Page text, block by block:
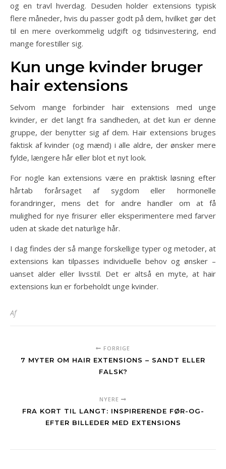
og en travl hverdag. Desuden holder extensions typisk
flere måneder, hvis du passer godt på dem, hvilket gør det
til en mere overkommelig udgift og tidsinvestering, end
mange forestiller sig.
Kun unge kvinder bruger
hair extensions
Selvom mange forbinder hair extensions med unge
kvinder, er det langt fra sandheden, at det kun er denne
gruppe, der benytter sig af dem. Hair extensions bruges
faktisk af kvinder (og mænd) i alle aldre, der ønsker mere
fylde, længere hår eller blot et nyt look.
For nogle kan extensions være en praktisk løsning efter
hårtab forårsaget af sygdom eller hormonelle
forandringer, mens det for andre handler om at få
mulighed for nye frisurer eller eksperimentere med farver
uden at skade det naturlige hår.
I dag findes der så mange forskellige typer og metoder, at
extensions kan tilpasses individuelle behov og ønsker –
uanset alder eller livsstil. Det er altså en myte, at hair
extensions kun er forbeholdt unge kvinder.
Af
FORRIGE
7 MYTER OM HAIR EXTENSIONS – SANDT ELLER
FALSK?
NYERE
FRA KORT TIL LANGT: INSPIRERENDE FØR-OG-
EFTER BILLEDER MED EXTENSIONS